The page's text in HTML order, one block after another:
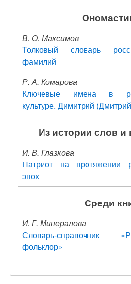
В. О. Максимов
Толковый словарь
фамилий
Р. А. Комарова
Ключевые имена в
культуре. Димитрий
Из истории слов
И. В. Глазкова
Патриот на протяжении
эпох
Среди
И. Г. Минералова
Словарь-справочник
фольклор»